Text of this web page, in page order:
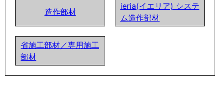
造作部材
ieria(イエリア) システ
ム造作部材
省施工部材／専用施工
部材